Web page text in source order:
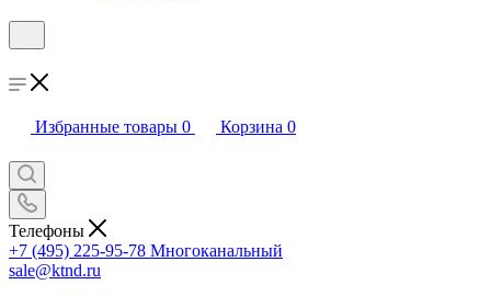
Избранные товары 0 Корзина 0
Телефоны
+7 (495) 225-95-78 Многоканальный
sale@ktnd.ru